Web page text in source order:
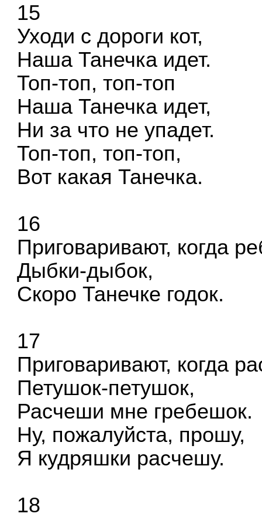
15
Уходи с дороги кот,
Наша Танечка идет.
Топ-топ, топ-топ
Наша Танечка идет,
Ни за что не упадет.
Топ-топ, топ-топ,
Вот какая Танечка.
16
Приговаривают, когда
Дыбки-дыбок,
Скоро Танечке годок.
17
Приговаривают, когда
Петушок-петушок,
Расчеши мне гребешок.
Ну, пожалуйста, прошу,
Я кудряшки расчешу.
18